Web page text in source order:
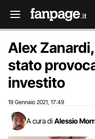
Alex
stato
investito
19 Gennaio 2021 17:49
A cura di Alessio